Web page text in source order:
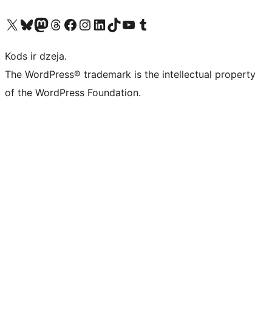
Apmeklējiet mūsu X (agrāk Twitter) kontu
Apmeklējiet mūsu Bluesky kontu
Apmeklējiet mūsu Mastodon kontu
Apmeklējiet mūsu Threads kontu
Apmeklējiet mūsu Facebook lapuApmeklējiet mūsu Instagram kontu
Apmeklējiet mūsu LinkedIn kontu
Apmeklējiet mūsu TikTok kontu
Apmeklējiet mūsu YouTube kanālu
Apmeklējiet mūsu Tumblr kontu
Kods ir dzeja.
The WordPress® trademark is the intellectual property
of the WordPress Foundation.